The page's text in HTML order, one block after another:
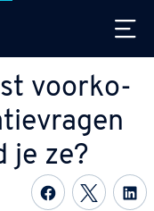
voor­ko­
je ze?
Delen op